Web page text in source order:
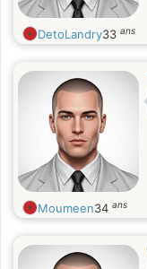
DetoLandry33 ans
Moumeen34 ans